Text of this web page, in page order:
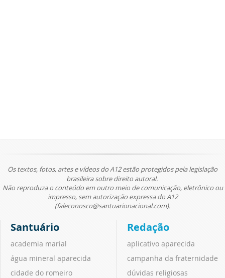
Os textos, fotos, artes e vídeos do A12 estão protegidos pela legislação
brasileira sobre direito autoral.
Não reproduza o conteúdo em outro meio de comunicação, eletrônico ou
impresso, sem autorização expressa do A12
(faleconosco@santuarionacional.com).
Santuário
academia marial
água mineral aparecida
cidade do romeiro
Redação
aplicativo aparecida
campanha da fraternidade
dúvidas religiosas